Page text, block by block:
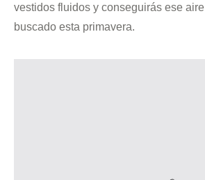
vestidos fluidos y conseguirás ese aire
buscado esta primavera.